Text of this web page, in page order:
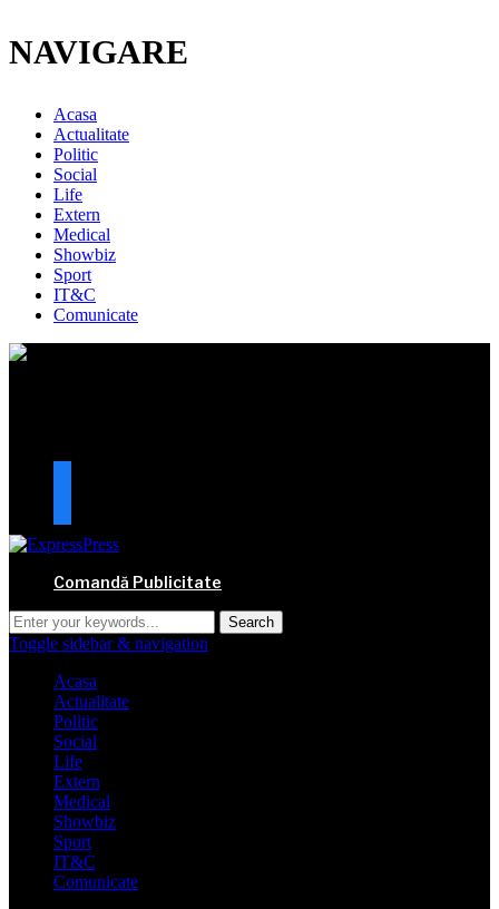
NAVIGARE
Acasa
Actualitate
Politic
Social
Life
Extern
Medical
Showbiz
Sport
IT&C
Comunicate
Comandă Publicitate
Toggle sidebar & navigation
Acasa
Actualitate
Politic
Social
Life
Extern
Medical
Showbiz
Sport
IT&C
Comunicate